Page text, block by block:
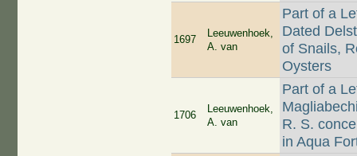
1697
Leeuwenhoek,
A. van
Part of a
Dated
of Snails,
Oysters
1706
Leeuwenhoek,
A. van
Part of a
R. S.
in Aqua